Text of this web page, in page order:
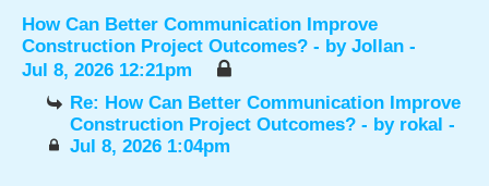
How Can Better Communication Improve
Construction Project Outcomes? - by Jollan -
Jul 8, 2026 12:21pm
Re: How Can Better Communication Improve
Construction Project Outcomes? - by rokal -
Jul 8, 2026 1:04pm